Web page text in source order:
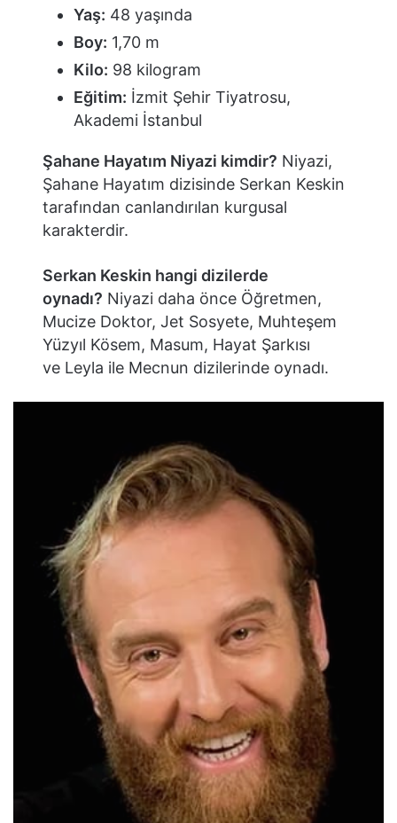
Yaş: 48 yaşında
Boy: 1,70 m
Kilo: 98 kilogram
Eğitim: İzmit Şehir Tiyatrosu,
Akademi İstanbul
Şahane Hayatım Niyazi kimdir? Niyazi,
Şahane Hayatım dizisinde Serkan Keskin
tarafından canlandırılan kurgusal
karakterdir.
Serkan Keskin hangi dizilerde
oynadı? Niyazi daha önce Öğretmen,
Mucize Doktor, Jet Sosyete, Muhteşem
Yüzyıl Kösem, Masum, Hayat Şarkısı
ve Leyla ile Mecnun dizilerinde oynadı.